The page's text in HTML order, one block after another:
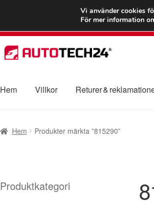
FRAKT från
Hoppa
till
Hoppa
till
Hem
Villkor Returer &
Hem Produkter märkta ”815290”
Produktkategori
Vi använder cookies
För mer information